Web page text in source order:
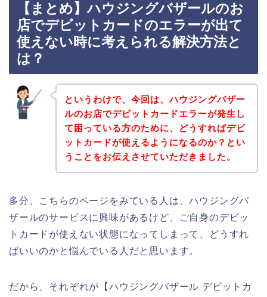
【まとめ】ハウジングバザールのお
店でデビットカードのエラーが出て
使えない時に考えられる解決方法と
は？
というわけで、今回は、ハウジングバザー
ルのお店でデビットカードエラーが発生し
て困っている方のために、どうすればデビ
ットカードが使えるようになるのか？とい
うことをお伝えさせていただきました。
多分、こちらのページをみている人は、ハウジングバ
ザールのサービスに興味があるけど、ご自身のデビッ
トカードが使えない状態になってしまって、どうすれ
ばいいのかと悩んでいる人だと思います。
だから、それぞれが【ハウジングバザール デビットカ